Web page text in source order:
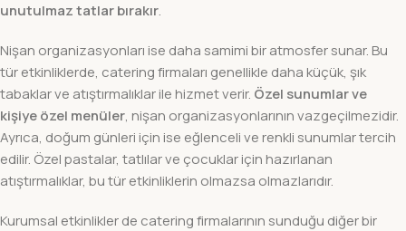
unutulmaz tatlar bırakır.
Nişan organizasyonları ise daha samimi bir atmosfer sunar. Bu
tür etkinliklerde, catering firmaları genellikle daha küçük, şık
tabaklar ve atıştırmalıklar ile hizmet verir. Özel sunumlar ve
kişiye özel menüler, nişan organizasyonlarının vazgeçilmezidir.
Ayrıca, doğum günleri için ise eğlenceli ve renkli sunumlar tercih
edilir. Özel pastalar, tatlılar ve çocuklar için hazırlanan
atıştırmalıklar, bu tür etkinliklerin olmazsa olmazlarıdır.
Kurumsal etkinlikler de catering firmalarının sunduğu diğer bir